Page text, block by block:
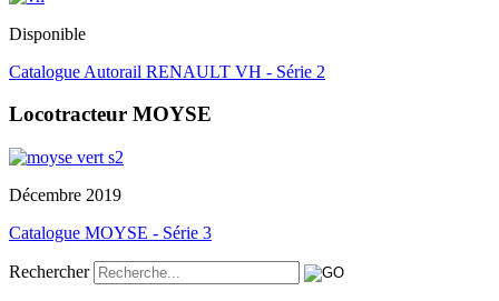
Disponible
Catalogue Autorail RENAULT VH - Série 2
Locotracteur MOYSE
Décembre 2019
Catalogue MOYSE - Série 3
Rechercher